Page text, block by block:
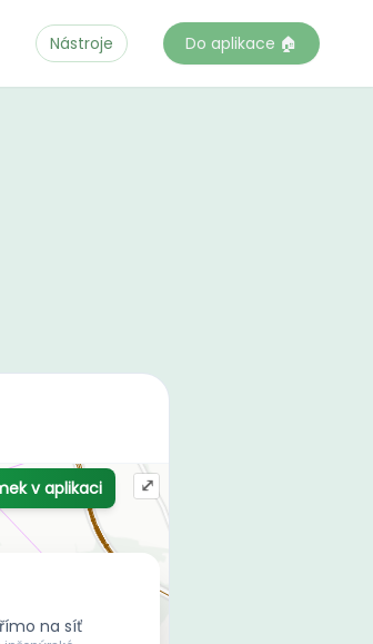
Nástroje Do aplikace 🏠